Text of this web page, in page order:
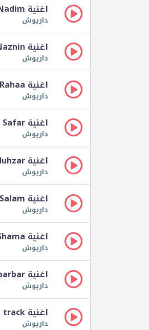
اغنية Nadim
داريوش
اغنية Naznin
داريوش
اغنية Rahaa
داريوش
اغنية Safar
داريوش
اغنية Sal duhzar
داريوش
اغنية Salam
داريوش
اغنية Shama
داريوش
اغنية Yas barbar
داريوش
اغنية bonuce track
داريوش